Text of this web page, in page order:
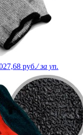
руб./ за уп.